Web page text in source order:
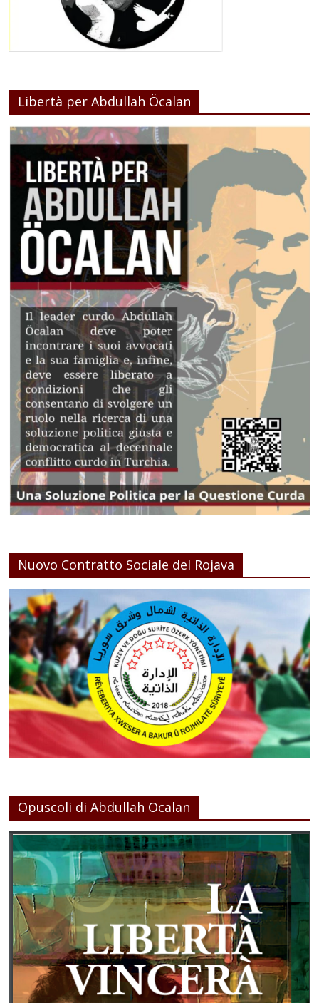
Libertà per Abdullah Öcalan
Nuovo Contratto Sociale del Rojava
Opuscoli di Abdullah Ocalan